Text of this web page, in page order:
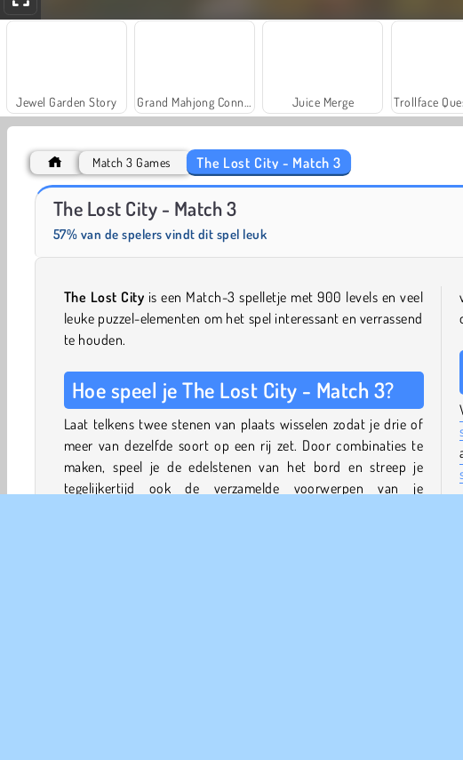
Jewel Garden Story Juice Merge Trollface
Solitaire Social
Match 3 Games The Lost City - Match 3
The Lost City - Match 3
57% van de spelers vindt dit spel leuk
The Lost City is een Match-3 spelletje met 900 levels en veel
leuke puzzel-elementen om het spel interessant en verrassend
te houden.
Hoe speel je The Lost City - Match 3?
Laat telkens twee stenen van plaats wisselen zodat je drie of
meer van dezelfde soort op een rij zet. Door combinaties te
maken, speel je de edelstenen van het bord en streep je
tegelijkertijd ook de verzamelde voorwerpen van je